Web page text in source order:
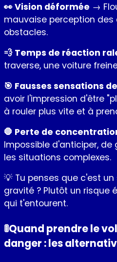
👀 Vision déformée →
mauvaise perception
obstacles.
💨 Temps de réaction
traverse, une voiture
🎯 Fausses sensations
avoir l'impression d'être
à rouler plus vite et à
🛑 Perte de
Impossible d'anticiper, de
les situations complexes.
💡 Tu penses que c'est
gravité ? Plutôt un risque
qui t'entourent.
🚦Quand prendre le
danger : les